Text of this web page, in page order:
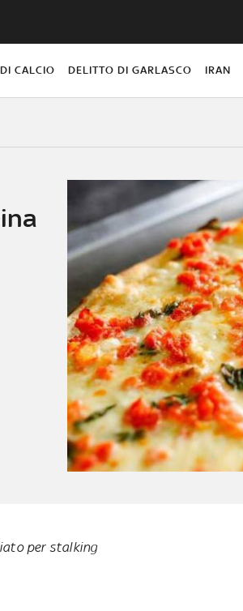
CALCIO DELITTO DI GARLASCO IRAN
per stalking